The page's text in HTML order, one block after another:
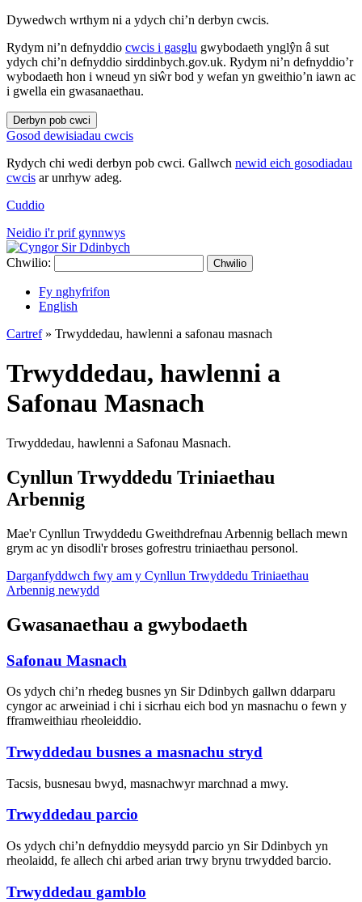
Dywedwch wrthym ni a ydych chi’n derbyn cwcis.
Rydym ni’n defnyddio cwcis i gasglu gwybodaeth ynglŷn â sut
ydych chi’n defnyddio sirddinbych.gov.uk. Rydym ni’n defnyddio’r
wybodaeth hon i wneud yn siŵr bod y wefan yn gweithio’n iawn ac
i gwella ein gwasanaethau.
Derbyn pob cwci
Gosod dewisiadau cwcis
Rydych chi wedi derbyn pob cwci. Gallwch newid eich gosodiadau
cwcis ar unrhyw adeg.
Cuddio
Neidio i'r prif gynnwys
Chwilio: Chwilio
Fy nghyfrifon
English
Cartref» Trwyddedau, hawlenni a safonau masnach
Trwyddedau, hawlenni a
Safonau Masnach
Trwyddedau, hawlenni a Safonau Masnach.
Cynllun Trwyddedu Triniaethau
Arbennig
Mae'r Cynllun Trwyddedu Gweithdrefnau Arbennig bellach mewn
grym ac yn disodli'r broses gofrestru triniaethau personol.
Darganfyddwch fwy am y Cynllun Trwyddedu Triniaethau
Arbennig newydd
Gwasanaethau a gwybodaeth
Safonau Masnach
Os ydych chi’n rhedeg busnes yn Sir Ddinbych gallwn ddarparu
cyngor ac arweiniad i chi i sicrhau eich bod yn masnachu o fewn y
fframweithiau rheoleiddio.
Trwyddedau busnes a masnachu stryd
Tacsis, busnesau bwyd, masnachwyr marchnad a mwy.
Trwyddedau parcio
Os ydych chi’n defnyddio meysydd parcio yn Sir Ddinbych yn
rheolaidd, fe allech chi arbed arian trwy brynu trwydded barcio.
Trwyddedau gamblo